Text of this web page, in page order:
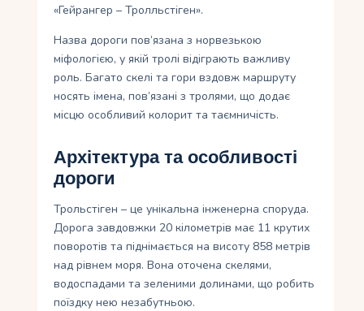
«Гейрангер – Тролльстіген».
Назва дороги пов’язана з норвезькою
міфологією, у якій тролі відіграють важливу
роль. Багато скелі та гори вздовж маршруту
носять імена, пов’язані з тролями, що додає
місцю особливий колорит та таємничість.
Архітектура та особливості
дороги
Трольстіген – це унікальна інженерна споруда.
Дорога завдовжки 20 кілометрів має 11 крутих
поворотів та піднімається на висоту 858 метрів
над рівнем моря. Вона оточена скелями,
водоспадами та зеленими долинами, що робить
поїздку нею незабутньою.